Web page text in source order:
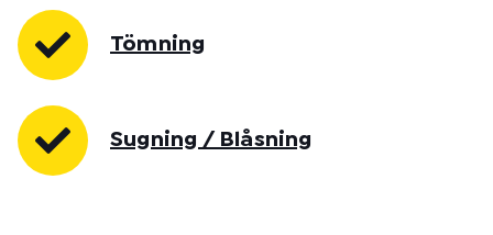
Tömning
Sugning / Blåsning